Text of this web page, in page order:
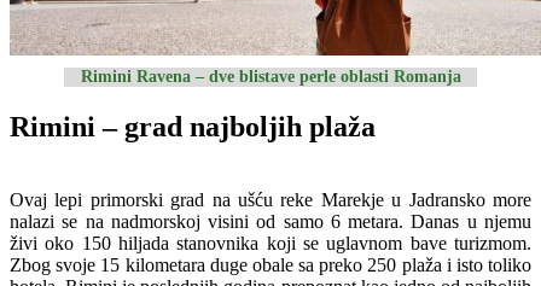
Rimini Ravena – dve blistave perle oblasti Romanja
Rimini – grad najboljih plaža
Ovaj lepi primorski grad na ušću reke Marekje u Jadransko more
nalazi se na nadmorskoj visini od samo 6 metara. Danas u njemu
živi oko 150 hiljada stanovnika koji se uglavnom bave turizmom.
Zbog svoje 15 kilometara duge obale sa preko 250 plaža i isto toliko